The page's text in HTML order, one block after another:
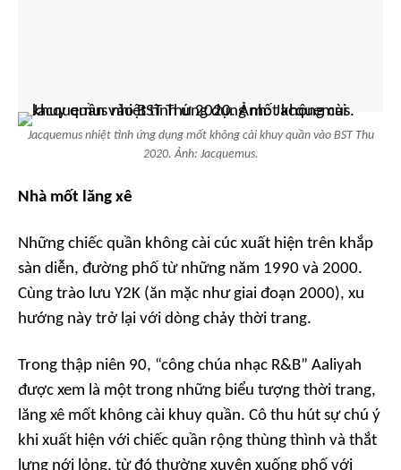
Jacquemus nhiệt tình ứng dụng mốt không cài khuy quần vào BST Thu
2020. Ảnh: Jacquemus.
Nhà mốt lăng xê
Những chiếc quần không cài cúc xuất hiện trên khắp
sàn diễn, đường phố từ những năm 1990 và 2000.
Cùng trào lưu Y2K (ăn mặc như giai đoạn 2000), xu
hướng này trở lại với dòng chảy thời trang.
Trong thập niên 90, “công chúa nhạc R&B” Aaliyah
được xem là một trong những biểu tượng thời trang,
lăng xê mốt không cài khuy quần. Cô thu hút sự chú ý
khi xuất hiện với chiếc quần rộng thùng thình và thắt
lưng nới lỏng, từ đó thường xuyên xuống phố với